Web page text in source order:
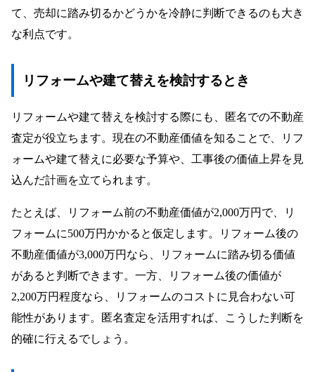
て、売却に踏み切るかどうかを冷静に判断できるのも大き
な利点です。
リフォームや建て替えを検討するとき
リフォームや建て替えを検討する際にも、匿名での不動産
査定が役立ちます。現在の不動産価値を知ることで、リフ
ォームや建て替えに必要な予算や、工事後の価値上昇を見
込んだ計画を立てられます。
たとえば、リフォーム前の不動産価値が2,000万円で、リ
フォームに500万円かかると仮定します。リフォーム後の
不動産価値が3,000万円なら、リフォームに踏み切る価値
があると判断できます。一方、リフォーム後の価値が
2,200万円程度なら、リフォームのコストに見合わない可
能性があります。匿名査定を活用すれば、こうした判断を
的確に行えるでしょう。